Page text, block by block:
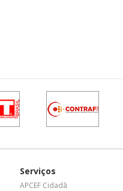
Serviços
APCEF Cidadã